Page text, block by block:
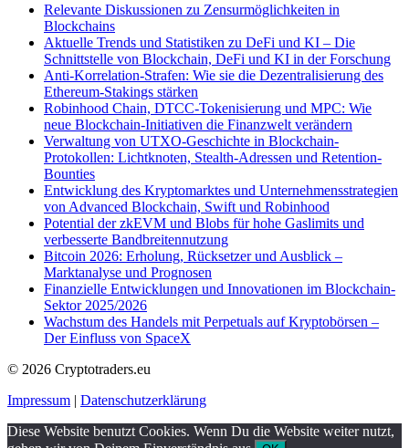
Relevante Diskussionen zu Zensurmöglichkeiten in
Blockchains
Aktuelle Trends und Statistiken zu DeFi und KI – Die
Schnittstelle von Blockchain, DeFi und KI in der Forschung
Anti-Korrelation-Strafen: Wie sie die Dezentralisierung des
Ethereum-Stakings stärken
Robinhood Chain, DTCC-Tokenisierung und MPC: Wie
neue Blockchain-Initiativen die Finanzwelt verändern
Verwaltung von UTXO-Geschichte in Blockchain-
Protokollen: Lichtknoten, Stealth-Adressen und Retention-
Bounties
Entwicklung des Kryptomarktes und Unternehmensstrategien
von Advanced Blockchain, Swift und Robinhood
Potential der zkEVM und Blobs für hohe Gaslimits und
verbesserte Bandbreitennutzung
Bitcoin 2026: Erholung, Rücksetzer und Ausblick –
Marktanalyse und Prognosen
Finanzielle Entwicklungen und Innovationen im Blockchain-
Sektor 2025/2026
Wachstum des Handels mit Perpetuals auf Kryptobörsen –
Der Einfluss von SpaceX
© 2026 Cryptotraders.eu
Impressum | Datenschutzerklärung
Diese Website benutzt Cookies. Wenn Du die Website weiter nutzt,